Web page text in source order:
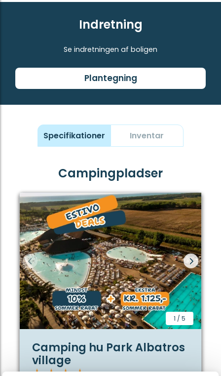
Indretning
Se indretningen af boligen
Plantegning
Specifikationer Inventar
Campingpladser
1 / 5
Camping hu Park Albatros
village